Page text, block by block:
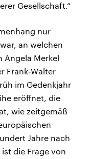
Gesellschaft.“
nur
an welchen
Angela Merkel
Frank-Walter
im Gedenkjahr
eröffnet, die
wie zeitgemäß
Jahre nach
die Frage von